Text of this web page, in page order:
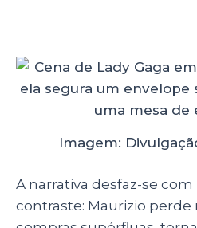
Imagem:
A narrativa desfaz-se
contraste: Maurizio perde